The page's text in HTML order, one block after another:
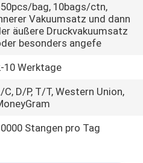
bag, 10bags/ctn,
Vakuumsatz und dann
äußere Druckvakuumsatz
besonders angefe
10 Werktage
C, D/P, T/T, Western Union,
Stangen pro Tag